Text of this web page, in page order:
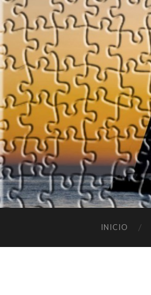
INICIO